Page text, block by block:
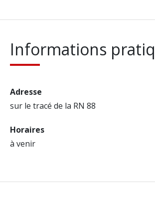
Informations
Adresse
sur le tracé de la RN 88
Horaires
à venir